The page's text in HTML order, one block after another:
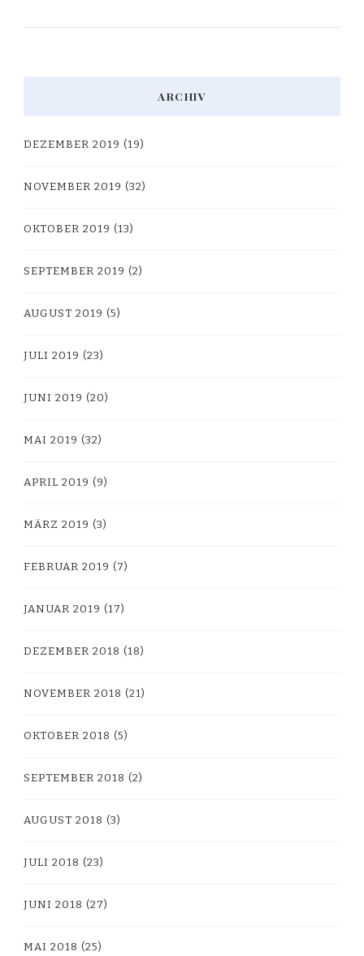
ARCHIV
DEZEMBER 2019 (19)
NOVEMBER 2019 (32)
OKTOBER 2019 (13)
SEPTEMBER 2019 (2)
AUGUST 2019 (5)
JULI 2019 (23)
JUNI 2019 (20)
MAI 2019 (32)
APRIL 2019 (9)
MÄRZ 2019 (3)
FEBRUAR 2019 (7)
JANUAR 2019 (17)
DEZEMBER 2018 (18)
NOVEMBER 2018 (21)
OKTOBER 2018 (5)
SEPTEMBER 2018 (2)
AUGUST 2018 (3)
JULI 2018 (23)
JUNI 2018 (27)
MAI 2018 (25)